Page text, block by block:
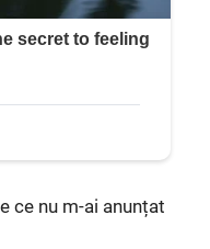
ce nu m-ai anunțat